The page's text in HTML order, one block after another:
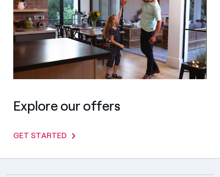
Explore our offers
GET STARTED